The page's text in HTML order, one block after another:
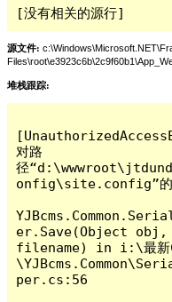
[没有相关的源行]
源文件:
堆栈跟踪:
对路
径
onfig\site.config”的
er.Save(Object
filename) in i:\最新
per.cs:56